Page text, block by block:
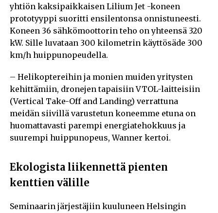
yhtiön kaksipaikkaisen Lilium Jet -koneen
prototyyppi suoritti ensilentonsa onnistuneesti.
Koneen 36 sähkömoottorin teho on yhteensä 320
kW. Sille luvataan 300 kilometrin käyttösäde 300
km/h huippunopeudella.
– Helikoptereihin ja monien muiden yritysten
kehittämiin, dronejen tapaisiin VTOL-laitteisiin
(Vertical Take-Off and Landing) verrattuna
meidän siivillä varustetun koneemme etuna on
huomattavasti parempi energiatehokkuus ja
suurempi huippunopeus, Wanner kertoi.
Ekologista liikennettä pienten
kenttien välille
Seminaarin järjestäjiin kuuluneen Helsingin